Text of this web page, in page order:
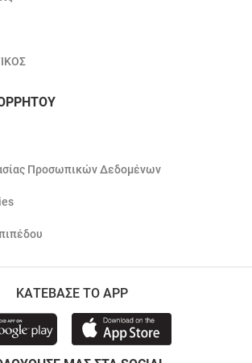
Προσωπικών Δεδομένων
ΚΑΤΕΒΑΣΕ ΤΟ APP